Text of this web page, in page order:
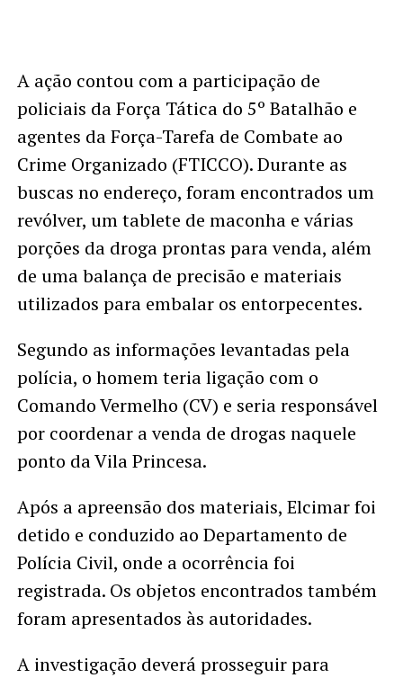
A ação contou com a participação de
policiais da Força Tática do 5º Batalhão e
agentes da Força-Tarefa de Combate ao
Crime Organizado (FTICCO). Durante as
buscas no endereço, foram encontrados um
revólver, um tablete de maconha e várias
porções da droga prontas para venda, além
de uma balança de precisão e materiais
utilizados para embalar os entorpecentes.
Segundo as informações levantadas pela
polícia, o homem teria ligação com o
Comando Vermelho (CV) e seria responsável
por coordenar a venda de drogas naquele
ponto da Vila Princesa.
Após a apreensão dos materiais, Elcimar foi
detido e conduzido ao Departamento de
Polícia Civil, onde a ocorrência foi
registrada. Os objetos encontrados também
foram apresentados às autoridades.
A investigação deverá prosseguir para